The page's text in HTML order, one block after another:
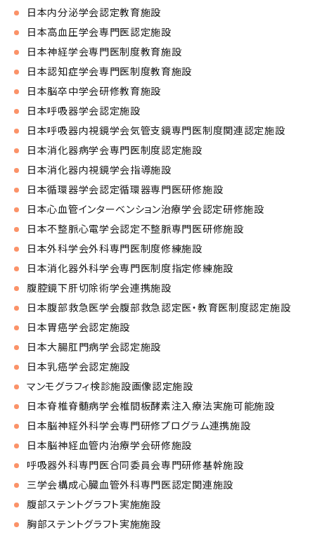
日本内分泌学会認定教育施設
日本高血圧学会専門医認定施設
日本神経学会専門医制度教育施設
日本認知症学会専門医制度教育施設
日本脳卒中学会研修教育施設
日本呼吸器学会認定施設
日本呼吸器内視鏡学会気管支鏡専門医制度関連認定施設
日本消化器病学会専門医制度認定施設
日本消化器内視鏡学会指導施設
日本循環器学会認定循環器専門医研修施設
日本心血管インターベンション治療学会認定研修施設
日本不整脈心電学会認定不整脈専門医研修施設
日本外科学会外科専門医制度修練施設
日本消化器外科学会専門医制度指定修練施設
腹腔鏡下肝切除術学会連携施設
日本腹部救急医学会腹部救急認定医・教育医制度認定施設
日本胃癌学会認定施設
日本大腸肛門病学会認定施設
日本乳癌学会認定施設
マンモグラフィ検診施設画像認定施設
日本脊椎脊髄病学会椎間板酵素注入療法実施可能施設
日本脳神経外科学会専門研修プログラム連携施設
日本脳神経血管内治療学会研修施設
呼吸器外科専門医合同委員会専門研修基幹施設
三学会構成心臓血管外科専門医認定関連施設
腹部ステントグラフト実施施設
胸部ステントグラフト実施施設